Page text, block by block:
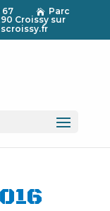
67  Parc
Croissy sur